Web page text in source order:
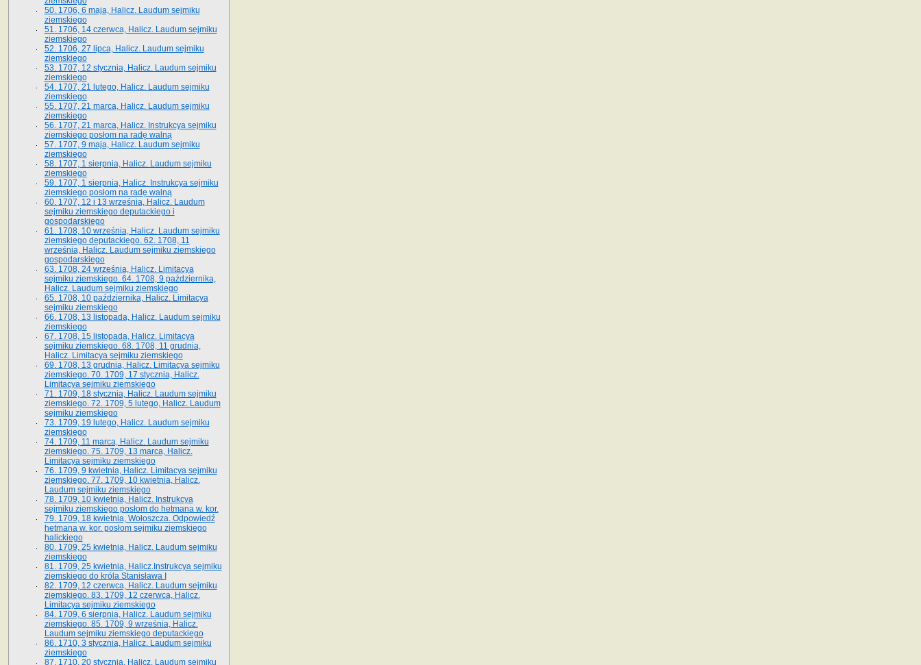
50. 1706, 6 maja, Halicz. Laudum sejmiku
ziemskiego
51. 1706, 14 czerwca, Halicz. Laudum sejmiku
ziemskiego
52. 1706, 27 lipca, Halicz. Laudum sejmiku
ziemskiego
53. 1707, 12 stycznia, Halicz. Laudum sejmiku
ziemskiego
54. 1707, 21 lutego, Halicz. Laudum sejmiku
ziemskiego
55. 1707, 21 marca, Halicz. Laudum sejmiku
ziemskiego
56. 1707, 21 marca, Halicz. Instrukcya sejmiku
ziemskiego posłom na radę walną
57. 1707, 9 maja, Halicz. Laudum sejmiku
ziemskiego
58. 1707, 1 sierpnia, Halicz. Laudum sejmiku
ziemskiego
59. 1707, 1 sierpnia, Halicz. Instrukcya sejmiku
ziemskiego posłom na radę walną
60. 1707, 12 i 13 września, Halicz. Laudum
sejmiku ziemskiego deputackiego i
gospodarskiego
61. 1708, 10 września, Halicz. Laudum sejmiku
ziemskiego deputackiego. 62. 1708, 11
września, Halicz. Laudum sejmiku ziemskiego
gospodarskiego
63. 1708, 24 września, Halicz. Limitacya
sejmiku ziemskiego. 64. 1708, 9 października,
Halicz. Laudum sejmiku ziemskiego
65­. 1708, 10 października, Halicz. Limitacya
sejmiku ziemskiego
66. 1708, 13 listopada, Halicz. Laudum sejmiku
ziemskiego
67. 1708, 15 listopada, Halicz. Limitacya
sejmiku ziemskiego. 68. 1708, 11 grudnia,
Halicz. Limitacya sejmiku ziemskiego
69. 1708, 13 grudnia, Halicz. Limitacya sejmiku
ziemskiego. 70. 1709, 17 stycznia, Halicz.
Limitacya sejmiku ziemskiego
71. 1709, 18 stycznia, Halicz. Laudum sejmiku
ziemskiego. 72. 1709, 5 lutego, Halicz. Laudum
sejmiku ziemskiego
73. 1709, 19 lutego, Halicz. Laudum sejmiku
ziemskiego
74. 1709, 11 marca, Halicz. Laudum sejmiku
ziemskiego. 75. 1709, 13 marca, Halicz.
Limitacya sejmiku ziemskiego
76. 1709, 9 kwietnia, Halicz. Limitacya sejmiku
ziemskiego. 77. 1709, 10 kwietnia, Halicz.
Laudum sejmiku ziemskiego
78. 1709, 10 kwietnia, Halicz. Instrukcya
sejmiku ziemskiego posłom do hetmana w. kor.
79. 1709, 18 kwietnia, Wołoszcza. Odpowiedź
hetmana w. kor. posłom sejmiku ziemskiego
halickiego
80. 1709, 25 kwietnia, Halicz. Laudum sejmiku
ziemskiego
81. 1709, 25 kwietnia, Halicz.Instrukcya sejmiku
ziemskiego do króla Stanisława I
82. 1709, 12 czerwca, Halicz. Laudum sejmiku
ziemskiego. 83. 1709, 12 czerwca, Halicz.
Limitacya sejmiku ziemskiego
84. 1709, 6 sierpnia, Halicz. Laudum sejmiku
ziemskiego. 85. 1709, 9 września, Halicz.
Laudum sejmiku ziemskiego deputackiego
86. 1710, 3 stycznia, Halicz. Laudum sejmiku
ziemskiego
87. 1710, 20 stycznia, Halicz. Laudum sejmiku